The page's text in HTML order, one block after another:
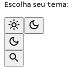
Escolha seu tema: